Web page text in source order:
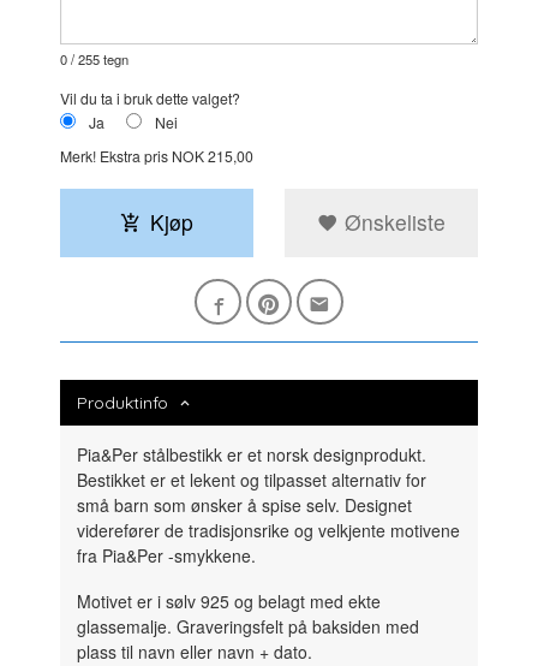
0/ 255 tegn
Vil du ta i bruk dette valget?
Ja
Nei
Merk! Ekstra pris NOK 215,00
Kjøp Ønskeliste
Produktinfo
Pia&Per stålbestikk er et norsk designprodukt.
Bestikket er et lekent og tilpasset alternativ for
små barn som ønsker å spise selv. Designet
viderefører de tradisjonsrike og velkjente motivene
fra Pia&Per -smykkene.
Motivet er i sølv 925 og belagt med ekte
glassemalje. Graveringsfelt på baksiden med
plass til navn eller navn + dato.